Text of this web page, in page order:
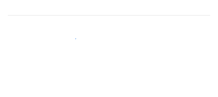
Arriba a nous clients avui mateix